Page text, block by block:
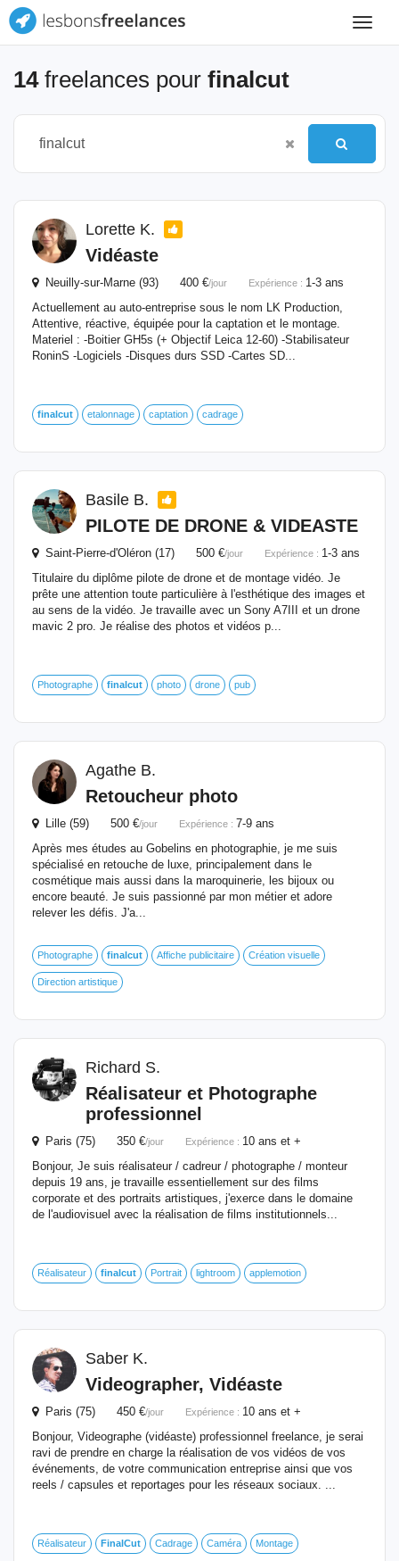
Toggle
14freelances pour finalcut
Lorette K.
Vidéaste
Neuilly-sur-Marne (93) 400 €/jour Expérience : 1-3 ans
Actuellement au auto-entreprise sous le nom LK Production,
Attentive, réactive, équipée pour la captation et le montage.
Materiel : -Boitier GH5s (+ Objectif Leica 12-60) -Stabilisateur
RoninS -Logiciels -Disques durs SSD -Cartes SD...
finalcut etalonnage captation cadrage
Basile B.
PILOTE DE DRONE & VIDEASTE
Saint-Pierre-d'Oléron (17) 500 €/jour Expérience : 1-3 ans
Titulaire du diplôme pilote de drone et de montage vidéo. Je
prête une attention toute particulière à l'esthétique des images et
au sens de la vidéo. Je travaille avec un Sony A7III et un drone
mavic 2 pro. Je réalise des photos et vidéos p...
Photographe finalcut photo drone pub
Agathe B.
Retoucheur photo
Lille (59) 500 €/jour Expérience : 7-9 ans
Après mes études au Gobelins en photographie, je me suis
spécialisé en retouche de luxe, principalement dans le
cosmétique mais aussi dans la maroquinerie, les bijoux ou
encore beauté. Je suis passionné par mon métier et adore
relever les défis. J'a...
Photographe finalcut Affiche publicitaire Création visuelle
Direction artistique
Richard S.
Réalisateur et Photographe
professionnel
Paris (75) 350 €/jour Expérience : 10 ans et +
Bonjour, Je suis réalisateur / cadreur / photographe / monteur
depuis 19 ans, je travaille essentiellement sur des films
corporate et des portraits artistiques, j'exerce dans le domaine
de l'audiovisuel avec la réalisation de films institutionnels...
Réalisateur finalcut Portrait lightroom applemotion
Saber K.
Videographer, Vidéaste
Paris (75) 450 €/jour Expérience : 10 ans et +
Bonjour, Videographe (vidéaste) professionnel freelance, je serai
ravi de prendre en charge la réalisation de vos vidéos de vos
événements, de votre communication entreprise ainsi que vos
reels / capsules et reportages pour les réseaux sociaux. ...
Réalisateur FinalCut Cadrage Caméra Montage